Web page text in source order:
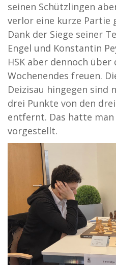
seinen Schützlingen
verlor eine kurze Partie
Dank der Siege seiner
Engel und Konstantin
HSK aber dennoch über
Wochenendes freuen.
Deizisau hingegen sind
drei Punkte von den
entfernt. Das hatte
vorgestellt.